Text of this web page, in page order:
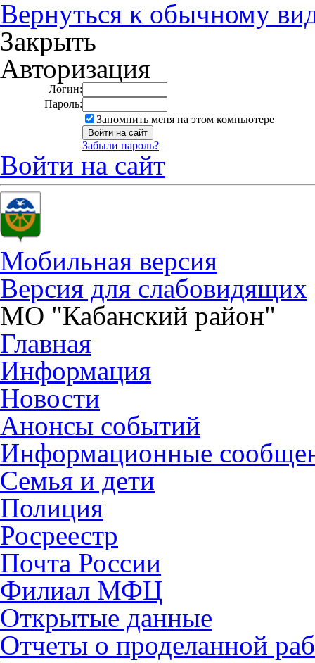
Вернуться к обычному
Закрыть
Авторизация
Логин:
Пароль:
Запомнить меня на этом компьютере
Забыли пароль?
Войти на сайт
Мобильная версия
Версия для слабовидящих
МО "Кабанский район"
Главная
Информация
Новости
Анонсы событий
Информационные
Семья и дети
Полиция
Росреестр
Почта России
Филиал МФЦ
Открытые данные
Отчеты о проделанной